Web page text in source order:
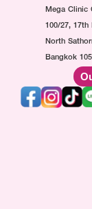
Mega Clinic
100/27,
North
Bangkok